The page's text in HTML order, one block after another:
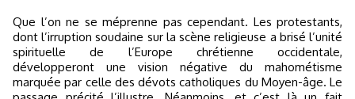
Que l’on ne se méprenne pas cependant. Les protestants,
dont l’irruption soudaine sur la scène religieuse a brisé l’unité
spirituelle de l’Europe chrétienne occidentale,
développeront une vision négative du mahométisme
marquée par celle des dévots catholiques du Moyen-âge. Le